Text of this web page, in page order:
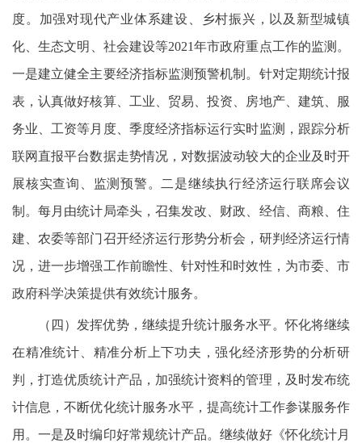
度。加强对现代产业体系建设、乡村振兴，以及新型城镇
化、生态文明、社会建设等2021年市政府重点工作的监测。
一是建立健全主要经济指标监测预警机制。针对定期统计报
表，认真做好核算、工业、贸易、投资、房地产、建筑、服
务业、工资等月度、季度经济指标运行实时监测，跟踪分析
联网直报平台数据走势情况，对数据波动较大的企业及时开
展核实查询、监测预警。二是继续执行经济运行联席会议
制。每月由统计局牵头，召集发改、财政、经信、商粮、住
建、农委等部门召开经济运行形势分析会，研判经济运行情
况，进一步增强工作前瞻性、针对性和时效性，为市委、市
政府科学决策提供有效统计服务。
（四）发挥优势，继续提升统计服务水平。怀化将继续
在精准统计、精准分析上下功夫，强化经济形势的分析研
判，打造优质统计产品，加强统计资料的管理，及时发布统
计信息，不断优化统计服务水平，提高统计工作参谋服务作
用。一是及时编印好常规统计产品。继续做好《怀化统计月